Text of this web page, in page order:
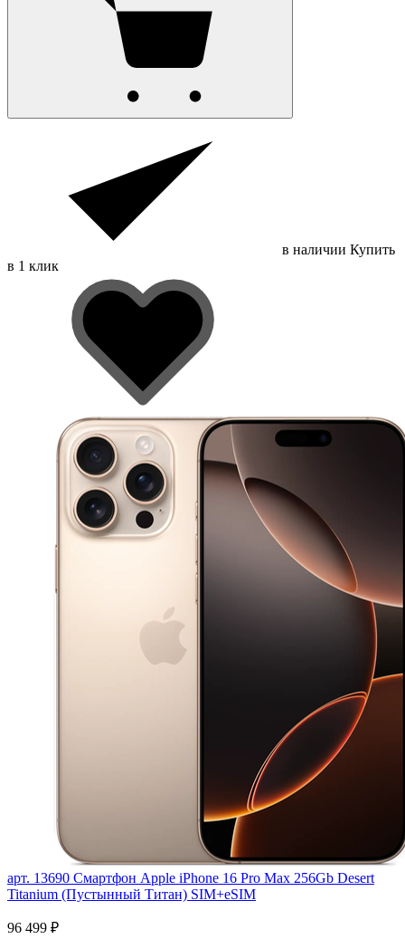
в наличии Купить
в 1 клик
арт. 13690 Смартфон Apple iPhone 16 Pro Max 256Gb Desert
Titanium (Пустынный Титан) SIM+eSIM
96 499 ₽